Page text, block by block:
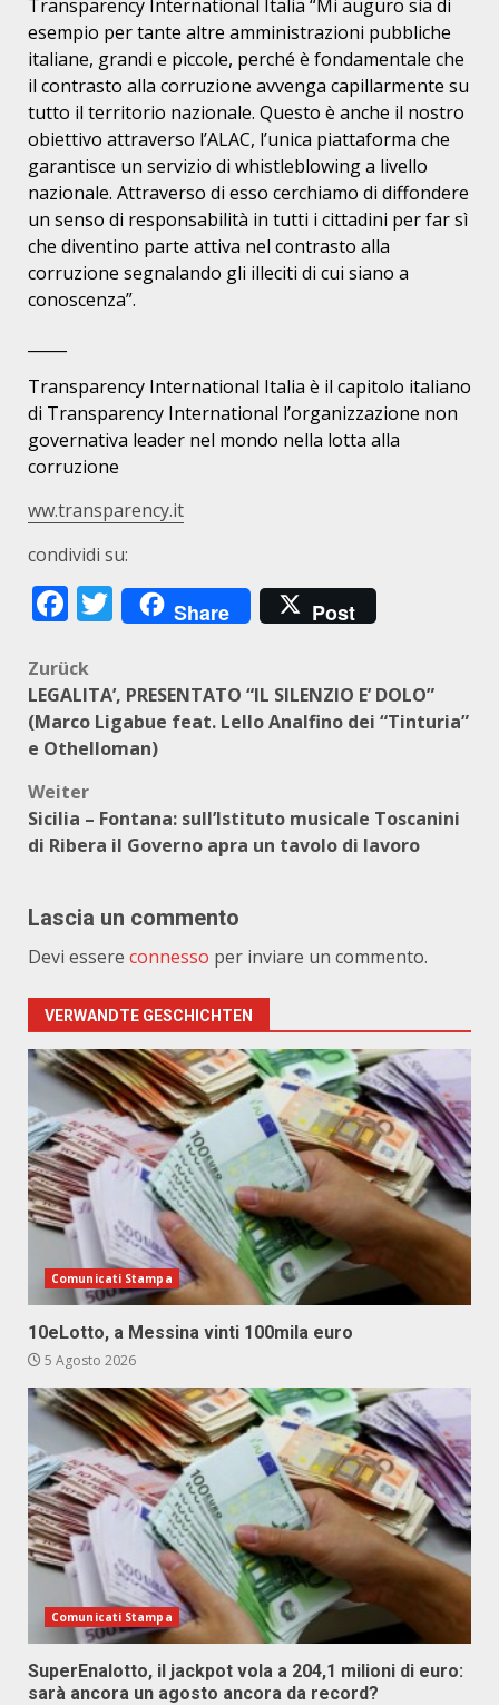
Transparency International Italia “Mi auguro sia di
esempio per tante altre amministrazioni pubbliche
italiane, grandi e piccole, perché è fondamentale che
il contrasto alla corruzione avvenga capillarmente su
tutto il territorio nazionale. Questo è anche il nostro
obiettivo attraverso l’ALAC, l’unica piattaforma che
garantisce un servizio di whistleblowing a livello
nazionale. Attraverso di esso cerchiamo di diffondere
un senso di responsabilità in tutti i cittadini per far sì
che diventino parte attiva nel contrasto alla
corruzione segnalando gli illeciti di cui siano a
conoscenza”.
Transparency International Italia è il capitolo italiano
di Transparency International l’organizzazione non
governativa leader nel mondo nella lotta alla
corruzione
ww.transparency.it
condividi su:
Facebook
Twitter
Share Post
Beitragsnavigation
Zurück
LEGALITA’, PRESENTATO “IL SILENZIO E’ DOLO”
(Marco Ligabue feat. Lello Analfino dei “Tinturia”
e Othelloman)
Weiter
Sicilia – Fontana: sull’Istituto musicale Toscanini
di Ribera il Governo apra un tavolo di lavoro
Lascia un commento
Devi essere connesso per inviare un commento.
VERWANDTE GESCHICHTEN
Comunicati Stampa
10eLotto, a Messina vinti 100mila euro
5 Agosto 2026
Comunicati Stampa
SuperEnalotto, il jackpot vola a 204,1 milioni di euro:
sarà ancora un agosto ancora da record?